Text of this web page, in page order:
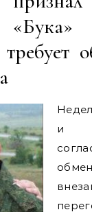
«Бука»
и